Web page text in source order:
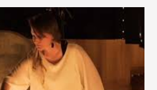
Lire la vidéo